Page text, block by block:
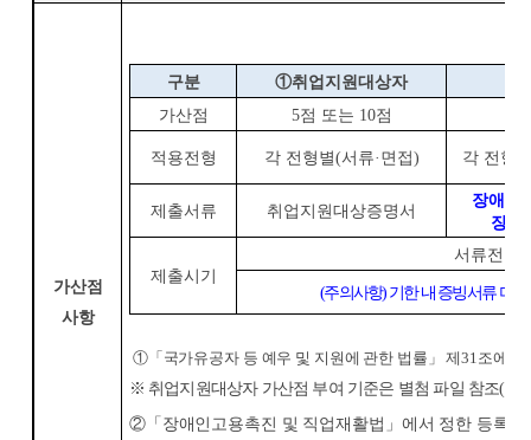
가산점
사항
구분 ①취업지원대상자
가산점
5점 또는 10점
적용전형 각 전형별(서류·면접) 각 전형
제출서류 취업지원대상증명서
장애인
장애
제출시기
서류전형
(주의사항)기한 내 증빙서류 미
①「 국가유공자 등 예우 및 지원에 관한 법률 」제31조에
※ 취업지원대상자 가산점 부여 기준은 별첨 파일 참조(관
②「장애인고용촉진 및 직업재활법 」 에서 정한 등록